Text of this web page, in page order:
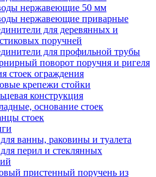
нержавеющие 50 мм
нержавеющие приварные
для деревянных и
поручней
для профильной трубы
поворот поручня и ригеля
стоек ограждения
крепежи стойки
конструкция
основание стоек
стоек
ванны, раковины и туалета
перил и стеклянных
пристенный поручень из